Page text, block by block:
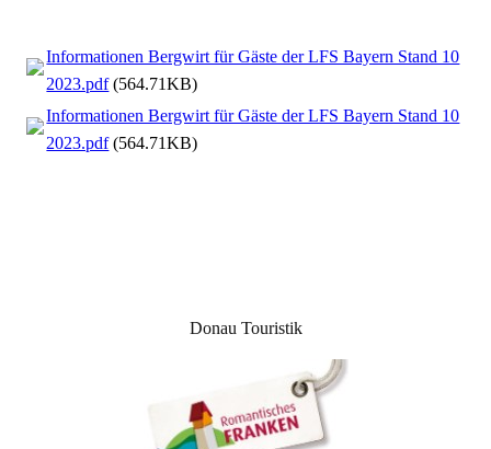
Informationen Bergwirt für Gäste der LFS Bayern Stand 10
2023.pdf(564.71KB)
Informationen Bergwirt für Gäste der LFS Bayern Stand 10
2023.pdf(564.71KB)
Donau Touristik